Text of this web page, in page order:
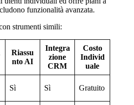
funzionalità avanzata.
strumenti simili:
Riassu
nto AI
Integra
zione
CRM
Costo
Individ
uale
Sì Sì Gratuito